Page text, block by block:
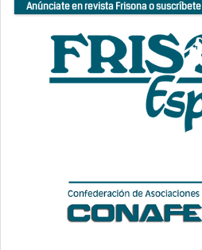
Anúnciate en revista Frisona o suscríbete